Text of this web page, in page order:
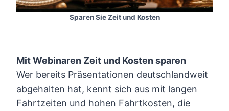
Sparen Sie Zeit und Kosten
Mit Webinaren Zeit und Kosten sparen
Wer bereits Präsentationen deutschlandweit
abgehalten hat, kennt sich aus mit langen
Fahrtzeiten und hohen Fahrtkosten, die